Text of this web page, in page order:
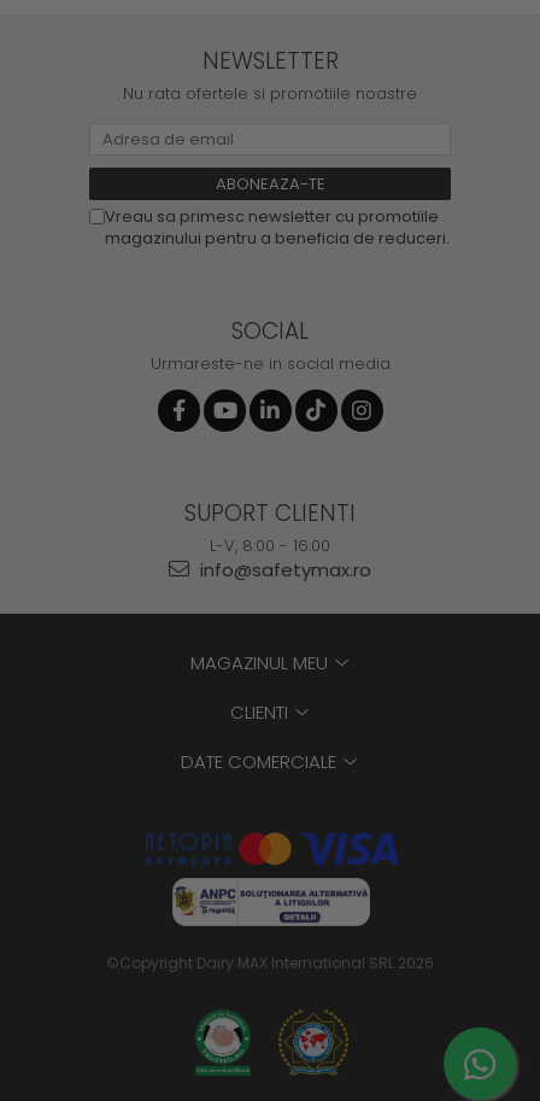
NEWSLETTER
Nu rata ofertele si promotiile noastre
Vreau sa primesc newsletter cu promotiile
magazinului pentru a beneficia de reduceri.
SOCIAL
Urmareste-ne in social media
SUPORT CLIENTI
L-V, 8:00 - 16:00
info@safetymax.ro
MAGAZINUL MEU
CLIENTI
DATE COMERCIALE
©Copyright Dairy MAX International SRL 2026